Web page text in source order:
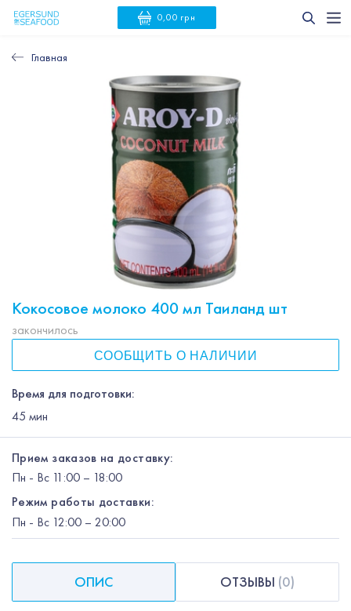
0,00 грн
Главная
Кокосовое молоко 400 мл Таиланд шт
Время для подготовки:
45 мин
закончилось
СООБЩИТЬ О НАЛИЧИИ
Прием заказов на доставку:
Пн - Вс 11:00 – 18:00
Режим работы доставки:
Пн - Вс 12:00 – 20:00
ОПИС ОТЗЫВЫ (0)